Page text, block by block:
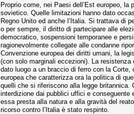
Proprio come, nei Paesi dell’Est europeo,
sovietico. Quelle limitazioni hanno dato
Regno Unito ed anche l’Italia. Si trattava di
o per sempre, il diritto di partecipare alle
democratico, sospensioni temporanee e
ragionevolmente collegate alle condanne
Convenzione europea dei diritti umani, la
(con solo marginali eccezioni). La
dato luogo a un braccio di ferro con la
europea che caratterizza ora la politica di
quelli che si riferiscono alla legge
interdizione dai pubblici uffici e conseguente
essa presta alla natura e alla gravità del
ricorso contro l’Italia è stato respinto.